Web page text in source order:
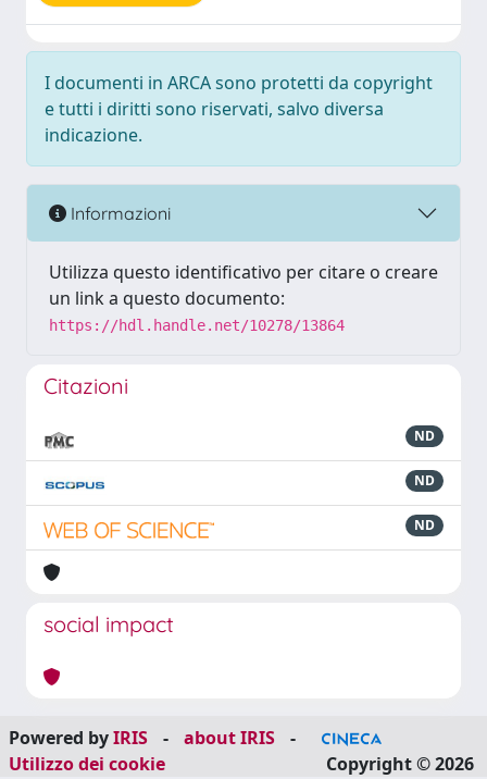
I documenti in ARCA sono protetti da copyright
e tutti i diritti sono riservati, salvo diversa
indicazione.
Informazioni
Utilizza questo identificativo per citare o creare
un link a questo documento:
https://hdl.handle.net/10278/13864
Citazioni
ND
ND
ND
social impact
Powered byIRIS - about IRIS
-
Utilizzo dei cookie
Copyright © 2026